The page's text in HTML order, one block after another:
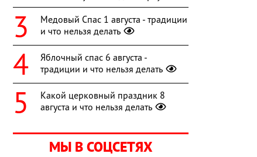
Медовый Спас 1 августа - традиции
и что нельзя делать
Яблочный спас 6 августа -
традиции и что нельзя делать
Какой церковный праздник 8
августа и что нельзя делать
МЫ В СОЦСЕТЯХ